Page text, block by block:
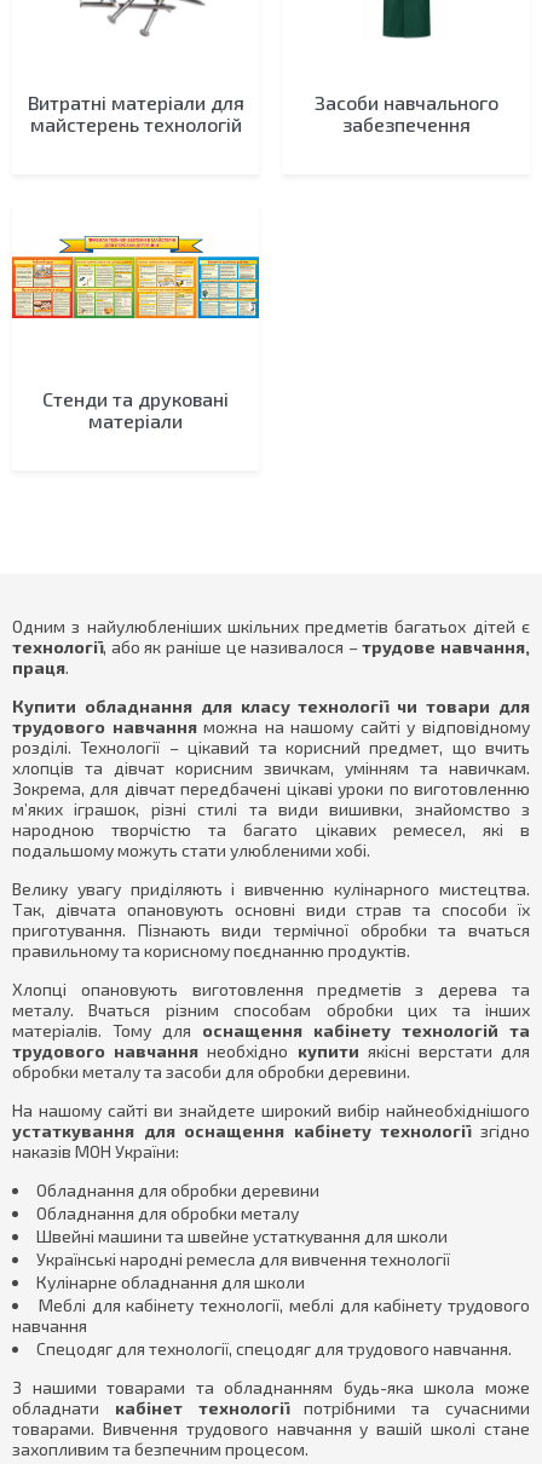
Витратні матеріали для
майстерень технологій
Засоби навчального
забезпечення
Стенди та друковані
матеріали
Одним з найулюбленіших шкільних предметів багатьох дітей є
технології, або як раніше це називалося –трудове навчання,
праця.
Купити обладнання для класу технології чи товари для
трудового навчанняможна на нашому сайті у відповідному
розділі. Технології – цікавий та корисний предмет, що вчить
хлопців та дівчат корисним звичкам, умінням та навичкам.
Зокрема, для дівчат передбачені цікаві уроки по виготовленню
м’яких іграшок, різні стилі та види вишивки, знайомство з
народною творчістю та багато цікавих ремесел, які в
подальшому можуть стати улюбленими хобі.
Велику увагу приділяють і вивченню кулінарного мистецтва.
Так, дівчата опановують основні види страв та способи їх
приготування. Пізнають види термічної обробки та вчаться
правильному та корисному поєднанню продуктів.
Хлопці опановують виготовлення предметів з дерева та
металу. Вчаться різним способам обробки цих та інших
матеріалів. Тому для оснащення кабінету технологій та
трудового навчання необхідно купити якісні верстати для
обробки металу та засоби для обробки деревини.
На нашому сайті ви знайдете широкий вибір найнеобхіднішого
устаткування для оснащення кабінету технологіїзгідно
наказів МОН України:
Обладнання для обробки деревини
Обладнання для обробки металу
Швейні машини та швейне устаткування для школи
Українські народні ремесла для вивчення технології
Кулінарне обладнання для школи
Меблі для кабінету технології, меблі для кабінету трудового
навчання
Спецодяг для технології, спецодяг для трудового навчання.
З нашими товарами та обладнанням будь-яка школа може
обладнати кабінет технологіїпотрібними та сучасними
товарами. Вивчення трудового навчання у вашій школі стане
захопливим та безпечним процесом.